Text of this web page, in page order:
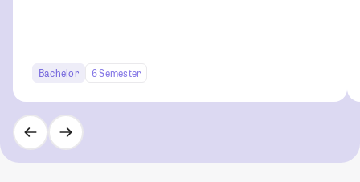
Bachelor 6 Semester